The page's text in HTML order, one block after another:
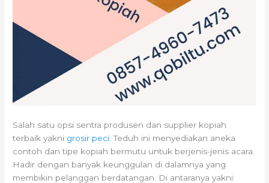
Salah satu opsi sentra produsen dan supplier kopiah
terbaik yakni grosir peci. Teduh ini menyediakan aneka
contoh dan tipe kopiah bermutu untuk berjenis-jenis acara.
Hadir dengan banyak keunggulan di dalamnya yang
membikin pelanggan berdatangan. Di antaranya yakni: